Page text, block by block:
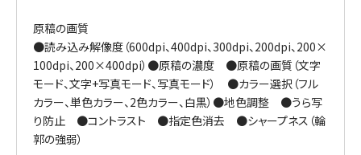
原稿の画質
●読み込み解像度（600dpi、400dpi、300dpi、200dpi、200×
100dpi、200×400dpi）●原稿の濃度 ●原稿の画質（文字
モード、文字+写真モード、写真モード） ●カラー選択（フル
カラー、単色カラー、2色カラー、白黒）●地色調整 ●うら写
り防止 ●コントラスト ●指定色消去 ●シャープネス（輪
郭の強弱）